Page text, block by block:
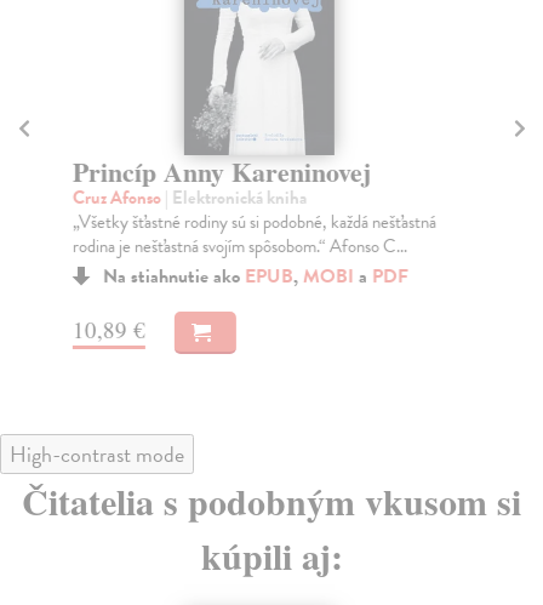
Princíp Anny Kareninovej
Cruz Afonso| Elektronická kniha
„Všetky šťastné rodiny sú si podobné, každá nešťastná
rodina je nešťastná svojím spôsobom.“ Afonso C...
Na stiahnutie ako EPUB,MOBI a PDF
10,89 €
High-contrast mode
Čitatelia s podobným vkusom si
kúpili aj: